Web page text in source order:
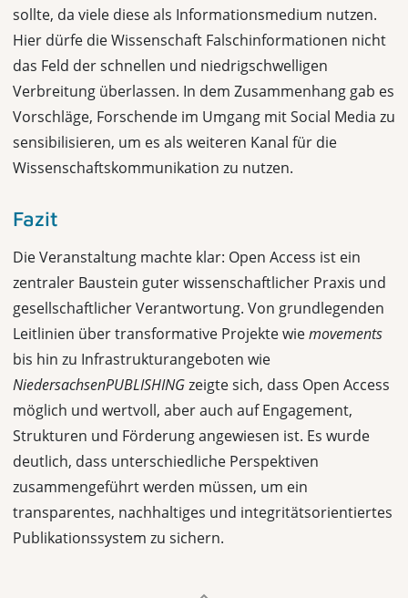
sollte, da viele diese als Informationsmedium nutzen.
Hier dürfe die Wissenschaft Falschinformationen nicht
das Feld der schnellen und niedrigschwelligen
Verbreitung überlassen. In dem Zusammenhang gab es
Vorschläge, Forschende im Umgang mit Social Media zu
sensibilisieren, um es als weiteren Kanal für die
Wissenschaftskommunikation zu nutzen.
Fazit
Die Veranstaltung machte klar: Open Access ist ein
zentraler Baustein guter wissenschaftlicher Praxis und
gesellschaftlicher Verantwortung. Von grundlegenden
Leitlinien über transformative Projekte wiemovements
bis hin zu Infrastrukturangeboten wie
NiedersachsenPUBLISHINGzeigte sich, dass Open Access
möglich und wertvoll, aber auch auf Engagement,
Strukturen und Förderung angewiesen ist. Es wurde
deutlich, dass unterschiedliche Perspektiven
zusammengeführt werden müssen, um ein
transparentes, nachhaltiges und integritätsorientiertes
Publikationssystem zu sichern.